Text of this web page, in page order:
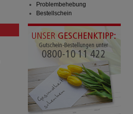
Problembehebung
Bestellschein